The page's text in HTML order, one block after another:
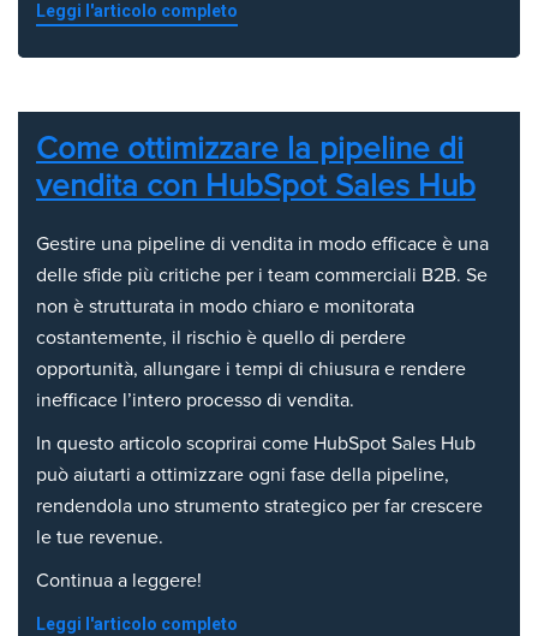
Leggi l'articolo completo
Come ottimizzare la pipeline di
vendita con HubSpot Sales Hub
Gestire una pipeline di vendita in modo efficace è una
delle sfide più critiche per i team commerciali B2B. Se
non è strutturata in modo chiaro e monitorata
costantemente, il rischio è quello di perdere
opportunità, allungare i tempi di chiusura e rendere
inefficace l’intero processo di vendita.
In questo articolo scoprirai come HubSpot Sales Hub
può aiutarti a ottimizzare ogni fase della pipeline,
rendendola uno strumento strategico per far crescere
le tue revenue.
Continua a leggere!
Leggi l'articolo completo